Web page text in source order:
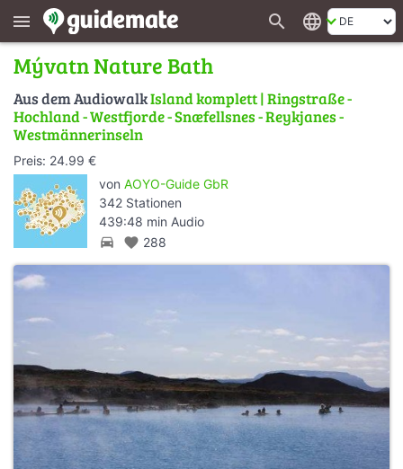
menu search language
Mývatn Nature Bath
Aus dem AudiowalkIsland komplett | Ringstraße -
Hochland - Westfjorde - Snæfellsnes - Reykjanes -
Westmännerinseln
Preis: 24.99 €
von AOYO-Guide GbR
342 Stationen
439:48 min Audio
directions_car favorite 288